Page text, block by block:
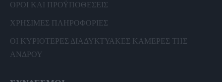
ΟΡΟΙ ΚΑΙ ΠΡΟΫΠΟΘΕΣΕΙΣ
ΧΡΗΣΙΜΕΣ ΠΛΗΡΟΦΟΡΙΕΣ
ΟΙ ΚΥΡΙΟΤΕΡΕΣ ΔΙΑΔΥΚΤΥΑΚΕΣ ΚΑΜΕΡΕΣ ΤΗΣ
ΑΝΔΡΟΥ